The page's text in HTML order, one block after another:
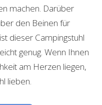
machen. Darüber
den Beinen für
dieser Campingstuhl
genug. Wenn Ihnen
am Herzen liegen,
lieben.